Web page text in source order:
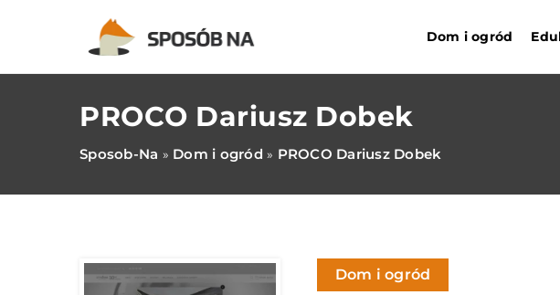
Dom i ogród
PROCO Dariusz Dobek
Sposob-Na » Dom i ogród » PROCO Dariusz Dobek
Dom i ogród